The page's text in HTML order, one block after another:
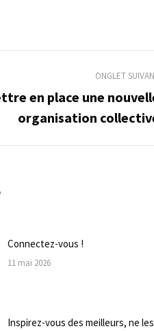
ONGLET
en place une
organisation
Connectez-vous !
11 mai 2026
Inspirez-vous des meilleurs, ne les